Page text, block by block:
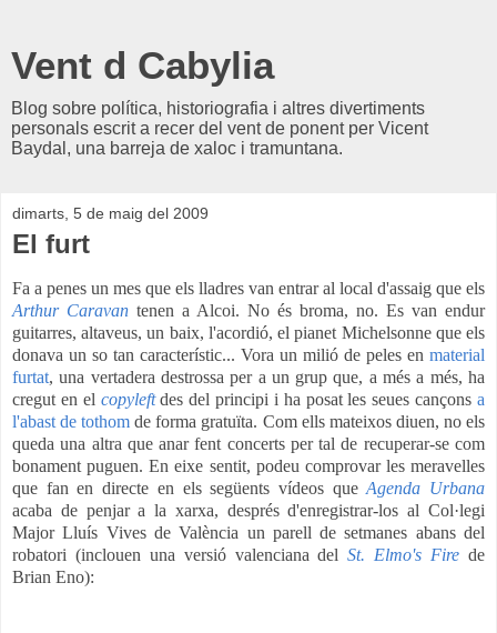
Vent d Cabylia
Blog sobre política, historiografia i altres divertiments
personals escrit a recer del vent de ponent per Vicent
Baydal, una barreja de xaloc i tramuntana.
dimarts, 5 de maig del 2009
El furt
Fa a penes un mes que els lladres van entrar al local d'assaig que els
Arthur Caravan tenen a Alcoi. No és broma, no. Es van endur
guitarres, altaveus, un baix, l'acordió, el pianet Michelsonne que els
donava un so tan característic... Vora un milió de peles en material
furtat, una vertadera destrossa per a un grup que, a més a més, ha
cregut en el copyleftdes del principi i ha posatles seues cançonsa
l'abast de tothom de forma gratuïta. Com ells mateixos diuen, no els
queda una altra que anar fent concerts per tal de recuperar-se com
bonament puguen. En eixe sentit, podeu comprovar les meravelles
que fan en directe en els següents vídeos queAgenda Urbana
acaba de penjar a la xarxa, després d'enregistrar-los al Col·legi
Major Lluís Vives de València un parell de setmanes abans del
robatori (inclouen una versió valenciana delSt. Elmo's Fire de
Brian Eno):